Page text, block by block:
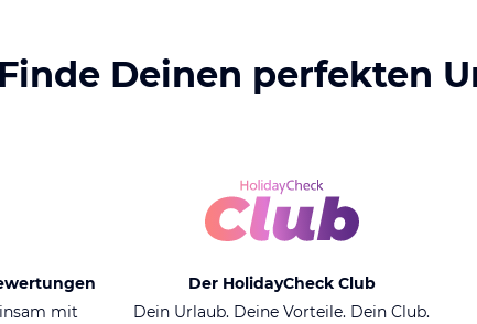
Finde Deinen perfekten
mit
Der HolidayCheck Club
Dein Urlaub. Deine Vorteile. Dein Club.